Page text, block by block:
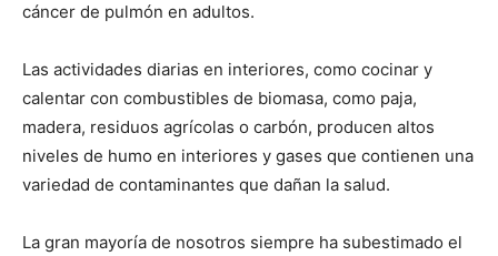
cáncer de pulmón en adultos.
Las actividades diarias en interiores, como cocinar y
calentar con combustibles de biomasa, como paja,
madera, residuos agrícolas o carbón, producen altos
niveles de humo en interiores y gases que contienen una
variedad de contaminantes que dañan la salud.
La gran mayoría de nosotros siempre ha subestimado el